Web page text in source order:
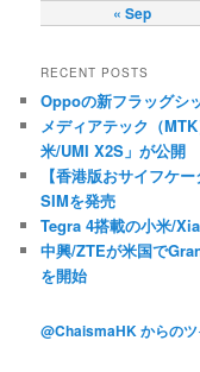
« Sep
RECENT POSTS
Oppoの新フラッグシ
メディアテック（
米/UMI X2S」が公開
【香港版おサイフケ
SIMを発売
Tegra 4搭載の小米/
中興/ZTEが米国で
を開始
@ChaismaHK からのツ